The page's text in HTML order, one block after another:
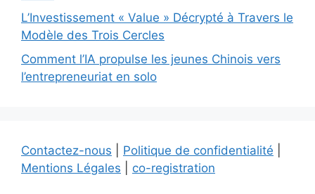
L’Investissement « Value » Décrypté à Travers le
Modèle des Trois Cercles
Comment l’IA propulse les jeunes Chinois vers
l’entrepreneuriat en solo
Contactez-nous Politique de confidentialité
Mentions Légales
co-registration